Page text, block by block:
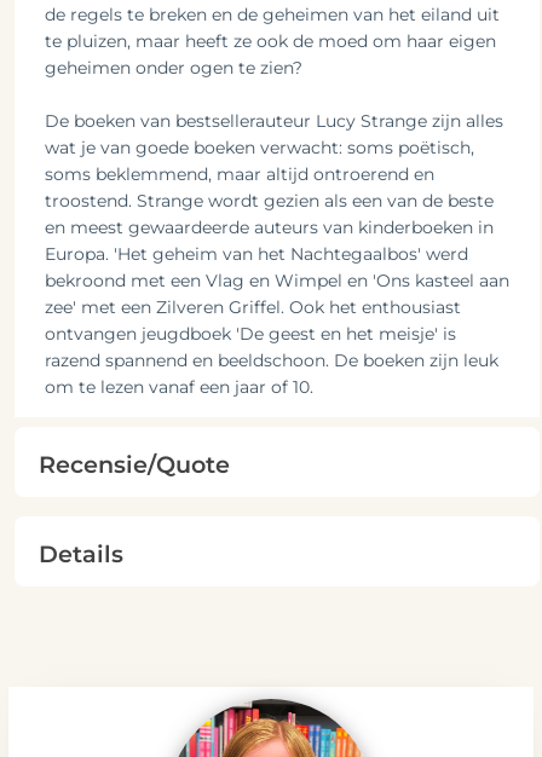
de regels te breken en de geheimen van het eiland uit
te pluizen, maar heeft ze ook de moed om haar eigen
geheimen onder ogen te zien?
De boeken van bestsellerauteur Lucy Strange zijn alles
wat je van goede boeken verwacht: soms poëtisch,
soms beklemmend, maar altijd ontroerend en
troostend. Strange wordt gezien als een van de beste
en meest gewaardeerde auteurs van kinderboeken in
Europa. 'Het geheim van het Nachtegaalbos' werd
bekroond met een Vlag en Wimpel en 'Ons kasteel aan
zee' met een Zilveren Griffel. Ook het enthousiast
ontvangen jeugdboek 'De geest en het meisje' is
razend spannend en beeldschoon. De boeken zijn leuk
om te lezen vanaf een jaar of 10.
Recensie/Quote
Details